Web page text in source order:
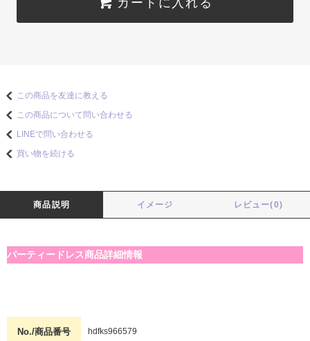
この商品を友達に教える
この商品について問い合わせる
LINEで問い合わせる
買い物を続ける
商品説明 イメージ レビュー(0)
パーティードレス商品詳細情報
No./商品番号 hdfks966579